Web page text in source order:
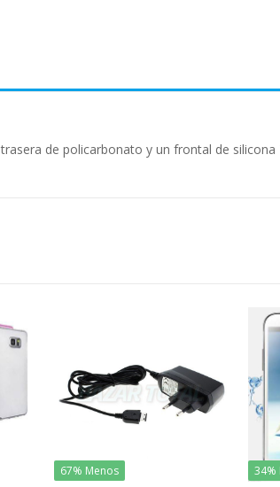
de policarbonato y un frontal de silicona
67% Menos 34%